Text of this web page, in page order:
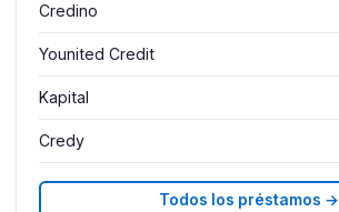
Credino
Younited Credit
Kapital
Credy
Todos los préstamos →